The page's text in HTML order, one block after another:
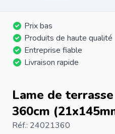
Prix bas
Produits de haute qualité
Entreprise fiable
Livraison rapide
Lame de
360cm
Réf.: 24021360